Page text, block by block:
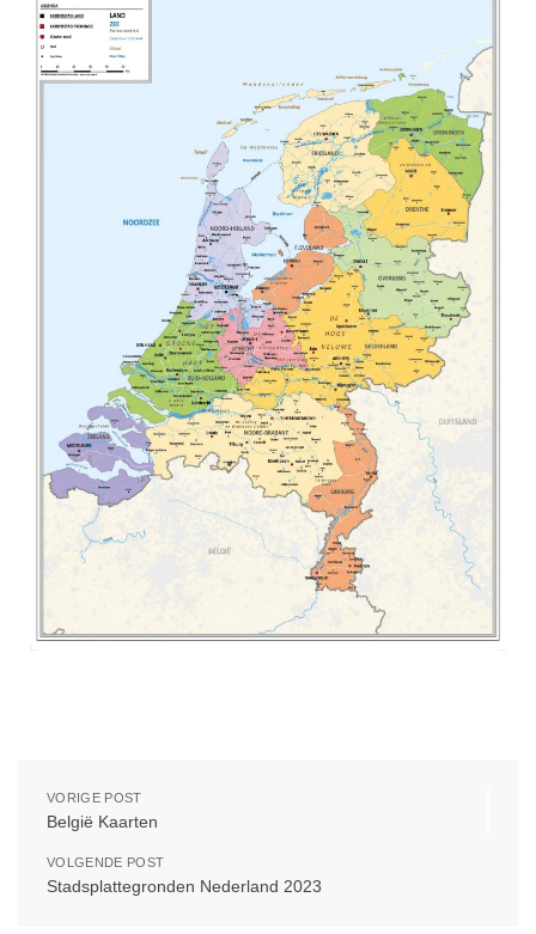
VORIGE POST
België Kaarten
VOLGENDE POST
Stadsplattegronden Nederland 2023